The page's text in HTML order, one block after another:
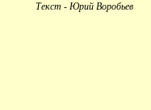
Текст - Юрий Воробьев